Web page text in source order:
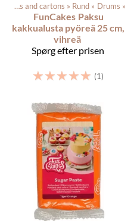
Cake drums and cartons ‪» Rund ‪» Drums ‪»
FunCakes Paksu
kakkualusta pyöreä 25 cm,
vihreä
Spørg efter prisen
☆☆☆☆☆ (1)